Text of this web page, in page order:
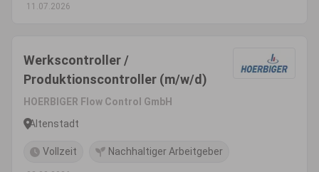
11.07.2026
Werkscontroller /
Produktionscontroller (m/w/d)
HOERBIGER Flow Control GmbH
Altenstadt
Vollzeit Nachhaltiger Arbeitgeber